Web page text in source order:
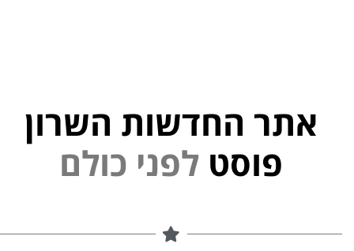
אתר החדשות השרון
פוסט
ל ם